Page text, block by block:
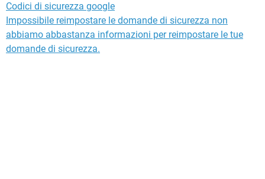
Codici di sicurezza google
Impossibile reimpostare le domande di sicurezza non
abbiamo abbastanza informazioni per reimpostare le tue
domande di sicurezza.